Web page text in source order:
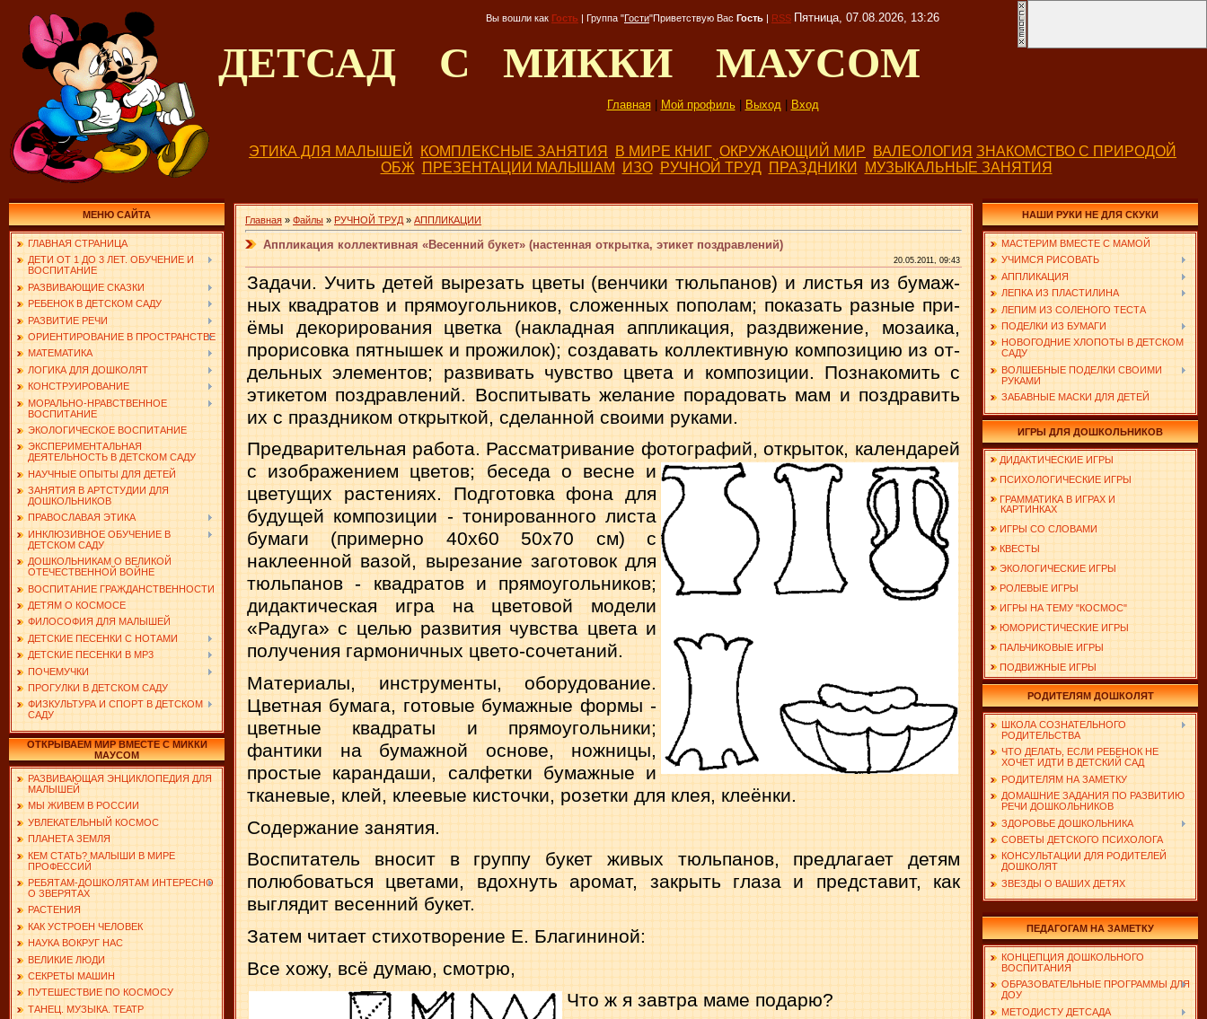
Вы вошли как Гость | Группа "Гости"Приветствую Вас Гость | RSS Пятница, 07.08.2026, 13:26
ДЕТСАД С МИККИ МАУСОМ
Главная| Мой профиль| Выход| Вход
ЭТИКА ДЛЯ МАЛЫШЕЙ КОМПЛЕКСНЫЕ ЗАНЯТИЯ В МИРЕ КНИГ ОКРУЖАЮЩИЙ МИР ВАЛЕОЛОГИЯ ЗНАКОМСТВО С ПРИРОДОЙ
ОБЖ
ПРЕЗЕНТАЦИИ МАЛЫШАМ ИЗО РУЧНОЙ ТРУД ПРАЗДНИКИ МУЗЫКАЛЬНЫЕ ЗАНЯТИЯ
МЕНЮ САЙТА
ГЛАВНАЯ СТРАНИЦА
ДЕТИ ОТ 1 ДО 3 ЛЕТ. ОБУЧЕНИЕ И
ВОСПИТАНИЕ
РАЗВИВАЮЩИЕ СКАЗКИ
РЕБЕНОК В ДЕТСКОМ САДУ
РАЗВИТИЕ РЕЧИ
ОРИЕНТИРОВАНИЕ В ПРОСТРАНСТВЕ
МАТЕМАТИКА
ЛОГИКА ДЛЯ ДОШКОЛЯТ
КОНСТРУИРОВАНИЕ
МОРАЛЬНО-НРАВСТВЕННОЕ
ВОСПИТАНИЕ
ЭКОЛОГИЧЕСКОЕ ВОСПИТАНИЕ
ЭКСПЕРИМЕНТАЛЬНАЯ
ДЕЯТЕЛЬНОСТЬ В ДЕТСКОМ САДУ
НАУЧНЫЕ ОПЫТЫ ДЛЯ ДЕТЕЙ
ЗАНЯТИЯ В АРТСТУДИИ ДЛЯ
ДОШКОЛЬНИКОВ
ПРАВОСЛАВАЯ ЭТИКА
ИНКЛЮЗИВНОЕ ОБУЧЕНИЕ В
ДЕТСКОМ САДУ
ДОШКОЛЬНИКАМ О ВЕЛИКОЙ
ОТЕЧЕСТВЕННОЙ ВОЙНЕ
ВОСПИТАНИЕ ГРАЖДАНСТВЕННОСТИ
ДЕТЯМ О КОСМОСЕ
ФИЛОСОФИЯ ДЛЯ МАЛЫШЕЙ
ДЕТСКИЕ ПЕСЕНКИ С НОТАМИ
ДЕТСКИЕ ПЕСЕНКИ В MP3
ПОЧЕМУЧКИ
ПРОГУЛКИ В ДЕТСКОМ САДУ
ФИЗКУЛЬТУРА И СПОРТ В ДЕТСКОМ
САДУ
ОТКРЫВАЕМ МИР ВМЕСТЕ С МИККИ
МАУСОМ
РАЗВИВАЮЩАЯ ЭНЦИКЛОПЕДИЯ ДЛЯ
МАЛЫШЕЙ
МЫ ЖИВЕМ В РОССИИ
УВЛЕКАТЕЛЬНЫЙ КОСМОС
ПЛАНЕТА ЗЕМЛЯ
КЕМ СТАТЬ? МАЛЫШИ В МИРЕ
ПРОФЕССИЙ
РЕБЯТАМ-ДОШКОЛЯТАМ ИНТЕРЕСНО
О ЗВЕРЯТАХ
РАСТЕНИЯ
КАК УСТРОЕН ЧЕЛОВЕК
НАУКА ВОКРУГ НАС
ВЕЛИКИЕ ЛЮДИ
СЕКРЕТЫ МАШИН
ПУТЕШЕСТВИЕ ПО КОСМОСУ
ТАНЕЦ. МУЗЫКА. ТЕАТР
Главная » Файлы » РУЧНОЙ ТРУД » АППЛИКАЦИИ
Аппликация коллективная «Весенний букет» (настенная открытка, этикет поздравлений)
20.05.2011, 09:43
Задачи. Учить детей вырезать цветы (венчики тюльпанов) и листья из бумаж­
ных квадратов и прямоугольников, сло­женных пополам; показать разные при­
ёмы декорирования цветка (накладная аппликация, раздвижение, мозаика,
про­рисовка пятнышек и прожилок); созда­вать коллективную композицию из от­
дельных элементов; развивать чувство цвета и композиции. Познакомить с
эти­кетом поздравлений. Воспитывать жела­ние порадовать мам и поздравить
их с праздником открыткой, сделанной своими руками.
Предварительная работа. Рассматрива­ние фотографий, открыток, календарей
с изображением цветов; беседа о весне и
цветущих растениях. Подготовка фона для
будущей композиции - тонированного ли­ста
бумаги (примерно 40x60 50x70 см) с
наклеенной вазой, вырезание заготовок для
тюльпанов - квадратов и прямоугольников;
дидактическая игра на цветовой модели
«Радуга» с целью развития чувст­ва цвета и
получения гармоничных цвето-сочетаний.
Материалы, инструменты, оборудование.
Цветная бумага, готовые бумажные фор­мы -
цветные квадраты и прямоугольни­ки;
фантики на бумажной основе, ножни­цы,
простые карандаши, салфетки бумаж­ные и
тканевые, клей, клеевые кисточки, розетки для клея, клеёнки.
Содержание занятия.
Воспитатель вносит в группу букет жи­вых тюльпанов, предлагает детям
полюбо­ваться цветами, вдохнуть аромат, закрыть глаза и представит, как
выглядит весенний букет.
Затем читает стихотворение Е. Благи­ниной:
Все хожу, всё думаю, смотрю,
Что ж я завтра маме подарю?
НАШИ РУКИ НЕ ДЛЯ СКУКИ
МАСТЕРИМ ВМЕСТЕ С МАМОЙ
УЧИМСЯ РИСОВАТЬ
АППЛИКАЦИЯ
ЛЕПКА ИЗ ПЛАСТИЛИНА
ЛЕПИМ ИЗ СОЛЕНОГО ТЕСТА
ПОДЕЛКИ ИЗ БУМАГИ
НОВОГОДНИЕ ХЛОПОТЫ В ДЕТСКОМ
САДУ
ВОЛШЕБНЫЕ ПОДЕЛКИ СВОИМИ
РУКАМИ
ЗАБАВНЫЕ МАСКИ ДЛЯ ДЕТЕЙ
ИГРЫ ДЛЯ ДОШКОЛЬНИКОВ
ДИДАКТИЧЕСКИЕ ИГРЫ
ПСИХОЛОГИЧЕСКИЕ ИГРЫ
ГРАММАТИКА В ИГРАХ И
КАРТИНКАХ
ИГРЫ СО СЛОВАМИ
КВЕСТЫ
ЭКОЛОГИЧЕСКИЕ ИГРЫ
РОЛЕВЫЕ ИГРЫ
ИГРЫ НА ТЕМУ "КОСМОС"
ЮМОРИСТИЧЕСКИЕ ИГРЫ
ПАЛЬЧИКОВЫЕ ИГРЫ
ПОДВИЖНЫЕ ИГРЫ
РОДИТЕЛЯМ ДОШКОЛЯТ
ШКОЛА СОЗНАТЕЛЬНОГО
РОДИТЕЛЬСТВА
ЧТО ДЕЛАТЬ, ЕСЛИ РЕБЕНОК НЕ
ХОЧЕТ ИДТИ В ДЕТСКИЙ САД
РОДИТЕЛЯМ НА ЗАМЕТКУ
ДОМАШНИЕ ЗАДАНИЯ ПО РАЗВИТИЮ
РЕЧИ ДОШКОЛЬНИКОВ
ЗДОРОВЬЕ ДОШКОЛЬНИКА
СОВЕТЫ ДЕТСКОГО ПСИХОЛОГА
КОНСУЛЬТАЦИИ ДЛЯ РОДИТЕЛЕЙ
ДОШКОЛЯТ
ЗВЕЗДЫ О ВАШИХ ДЕТЯХ
ПЕДАГОГАМ НА ЗАМЕТКУ
КОНЦЕПЦИЯ ДОШКОЛЬНОГО
ВОСПИТАНИЯ
ОБРАЗОВАТЕЛЬНЫЕ ПРОГРАММЫ ДЛЯ
ДОУ
МЕТОДИСТУ ДЕТСАДА